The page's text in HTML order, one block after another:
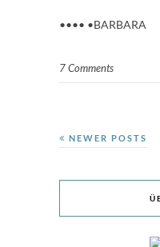
•••• •BARBARA
7 Comments
NEWER POSTS